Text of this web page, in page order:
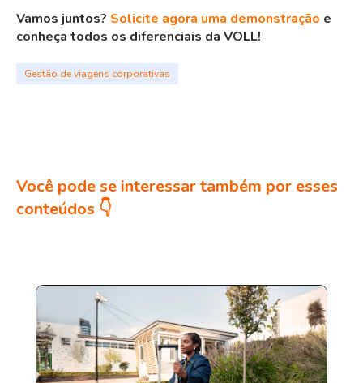
Vamos juntos? Solicite agora uma demonstração e
conheça todos os diferenciais da VOLL!
Gestão de viagens corporativas
Você pode se interessar também por esses
conteúdos 👇